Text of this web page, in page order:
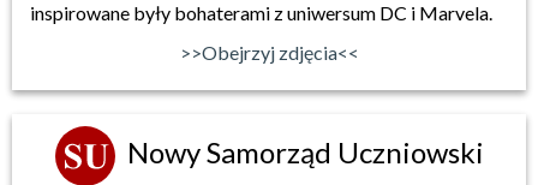
inspirowane były bohaterami z uniwersum DC i Marvela.
>>Obejrzyj zdjęcia<<
Nowy Samorząd Uczniowski